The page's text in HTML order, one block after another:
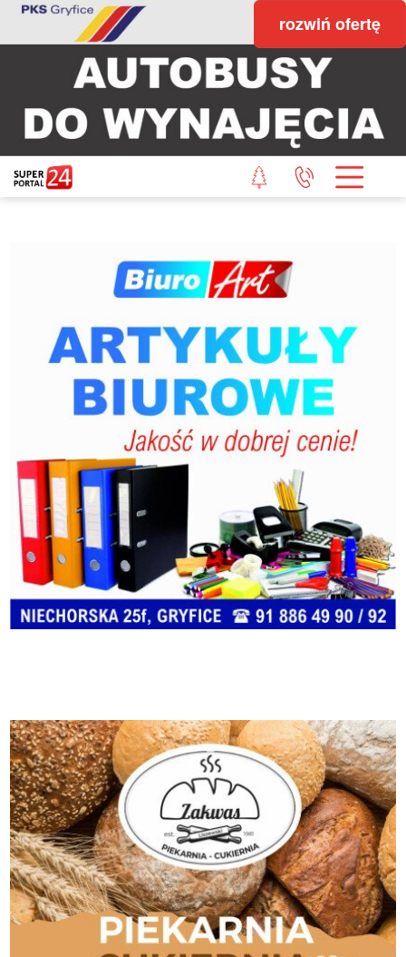
rozwiń ofertę
STRONA GŁÓWNA
POWIAT GRYFICKI
WIADOMOŚCI Z LASU
STUDIO SUPERPORTALU
REDAKCJA
REGULAMIN